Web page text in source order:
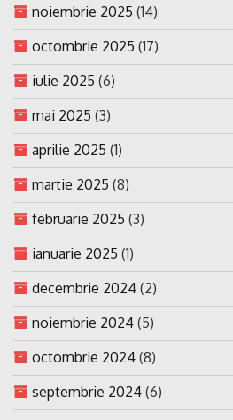
noiembrie 2025 (14)
octombrie 2025 (17)
iulie 2025 (6)
mai 2025 (3)
aprilie 2025 (1)
martie 2025 (8)
februarie 2025 (3)
ianuarie 2025 (1)
decembrie 2024 (2)
noiembrie 2024 (5)
octombrie 2024 (8)
septembrie 2024 (6)